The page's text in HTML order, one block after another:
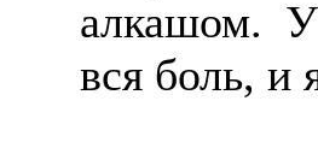
алкашом.
вся боль, и